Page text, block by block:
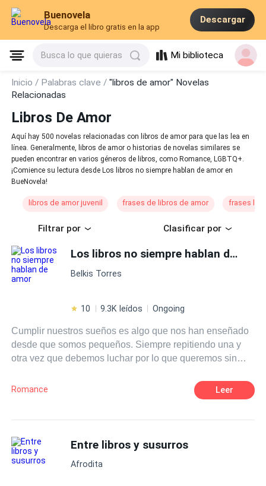
Buenovela
Descarga el libro gratis en la app
Descargar
Busca lo que quieras Mi biblioteca
Inicio / Palabras clave /"libros de amor" Novelas
Relacionadas
Libros De Amor
Aquí hay 500 novelas relacionadas con libros de amor para que las lea en
línea. Generalmente, libros de amor o historias de novelas similares se
pueden encontrar en varios géneros de libros, como Romance, LGBTQ+.
¡Comience su lectura desde Los libros no siempre hablan de amor en
BueNovela!
libros de amor juvenil frases de libros de amor frases
Filtrar por Clasificar por
Los libros no siempre hablan de amor
Belkis Torres
10 9.3K leídos Ongoing
Cumplir nuestros sueños es algo que nos han enseñado
desde que somos pequeños. Siempre repitiendo una y
otra vez que debemos luchar por lo que queremos sin
tenía en mente cuando se subió a un avión para ir al otro
extremo del país, para perseguir eso que tanto anhelaba.
cosas más, nuevas amistades, nuevos gustos, pero sobre
todo, algo sobre lo que solamente había escrito y leído: el
Romance Leer
Entre libros y susurros
Afrodita